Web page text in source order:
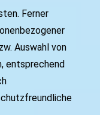
Ferner
Auswahl von
entsprechend